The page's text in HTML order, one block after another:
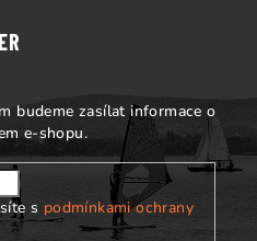
budeme zasílat informace o
e-shopu.
s podmínkami ochrany